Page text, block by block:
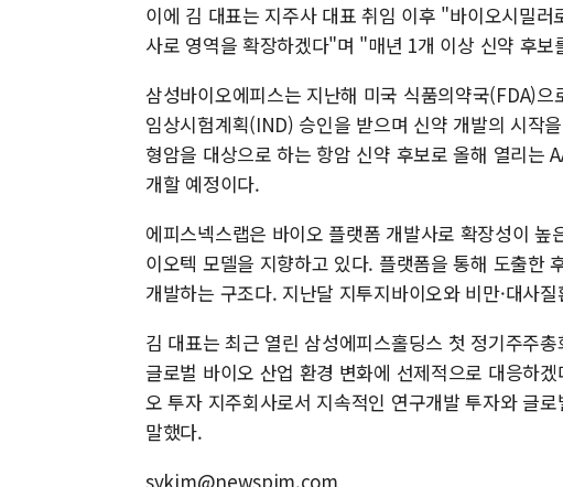
이에 김 대표는 지주사 대표 취임 이후 "바이오시밀
사로 영역을 확장하겠다"며 "매년 1개 이상 신약 후
삼성바이오에피스는 지난해 미국 식품의약국(FDA)
임상시험계획(IND) 승인을 받으며 신약 개발의 시작
형암을 대상으로 하는 항암 신약 후보로 올해 열리는
개할 예정이다.
에피스넥스랩은 바이오 플랫폼 개발사로 확장성이
이오텍 모델을 지향하고 있다. 플랫폼을 통해 도출한
개발하는 구조다. 지난달 지투지바이오와 비만·대사
김 대표는 최근 열린 삼성에피스홀딩스 첫 정기주주
글로벌 바이오 산업 환경 변화에 선제적으로 대응하
오 투자 지주회사로서 지속적인 연구개발 투자와 글
말했다.
sykim@newspim.com